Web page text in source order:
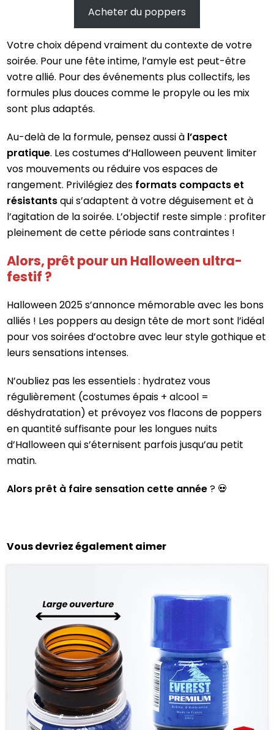
Acheter du poppers
Votre choix dépend vraiment du contexte de votre
soirée. Pour une fête intime, l’amyle est peut-être
votre allié. Pour des événements plus collectifs, les
formules plus douces comme le propyle ou les mix
sont plus adaptés.
Au-delà de la formule, pensez aussi à l’aspect
pratique. Les costumes d’Halloween peuvent limiter
vos mouvements ou réduire vos espaces de
rangement. Privilégiez des formats compacts et
résistantsqui s’adaptent à votre déguisement et à
l’agitation de la soirée. L’objectif reste simple : profiter
pleinement de cette période sans contraintes !
Alors, prêt pour un Halloween ultra-
festif ?
Halloween 2025 s’annonce mémorable avec les bons
alliés ! Les poppers au design tête de mort sont l’idéal
pour vos soirées d’octobre avec leur style gothique et
leurs sensations intenses.
N’oubliez pas les essentiels : hydratez vous
régulièrement (costumes épais + alcool =
déshydratation) et prévoyez vos flacons de poppers
en quantité suffisante pour les longues nuits
d’Halloween qui s’éternisent parfois jusqu’au petit
matin.
Alors prêt à faire sensation cette année? 💀
Vous devriez également aimer